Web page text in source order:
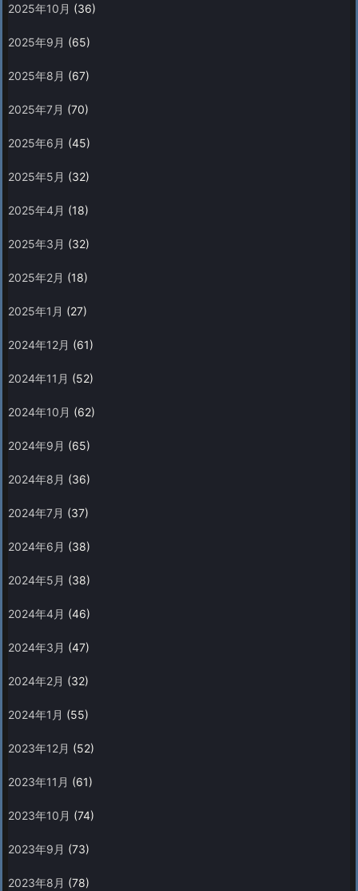
2025年10月 (36)
2025年9月 (65)
2025年8月 (67)
2025年7月 (70)
2025年6月 (45)
2025年5月 (32)
2025年4月 (18)
2025年3月 (32)
2025年2月 (18)
2025年1月 (27)
2024年12月 (61)
2024年11月 (52)
2024年10月 (62)
2024年9月 (65)
2024年8月 (36)
2024年7月 (37)
2024年6月 (38)
2024年5月 (38)
2024年4月 (46)
2024年3月 (47)
2024年2月 (32)
2024年1月 (55)
2023年12月 (52)
2023年11月 (61)
2023年10月 (74)
2023年9月 (73)
2023年8月 (78)